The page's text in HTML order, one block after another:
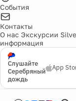
События
Контакты
О нас Экскурсии
информация
Слушайте
Серебряный
дождь
App